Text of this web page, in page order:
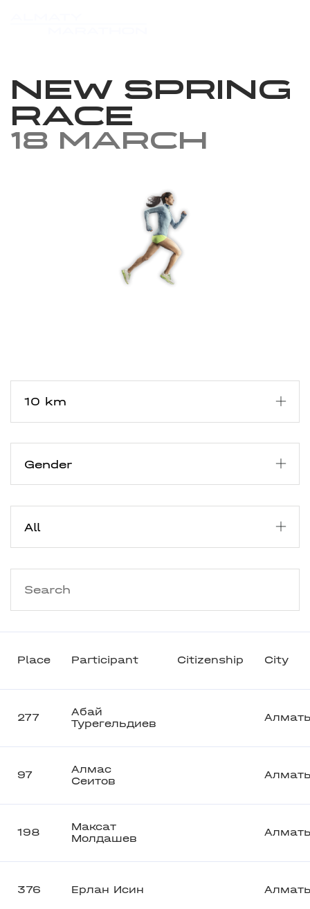
New Spring
Race
18 March
Place Participant Citizenship City
277
Абай
Турегельдиев
97
Алмас
Сеитов
198
Максат
Молдашев
376 Ерлан Исин